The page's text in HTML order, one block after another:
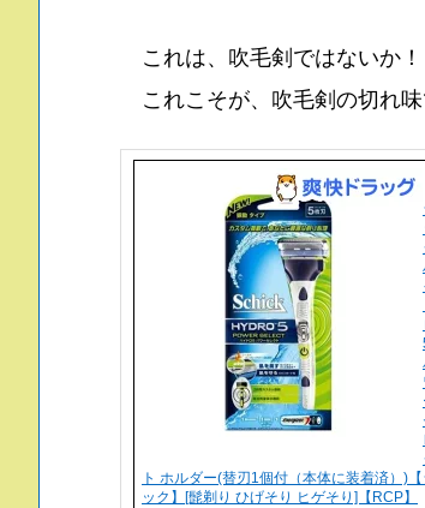
これは、吹毛剣ではないか！
これこそが、吹毛剣の切れ味
ト ホルダー(替刃1個付（本体に装着済）)【
ック】[髭剃り ひげそり ヒゲそり]【RCP】